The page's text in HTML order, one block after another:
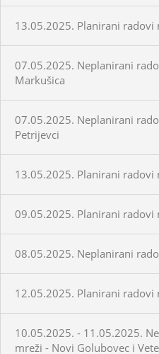
13.05.2025. Planirani radovi
07.05.2025. Neplanirani
Markušica
07.05.2025. Neplanirani
Petrijevci
13.05.2025. Planirani radovi
09.05.2025. Planirani radovi
08.05.2025. Neplanirani
12.05.2025. Planirani
10.05.2025. - 11.05.2025.
mreži - Novi Golubovec i